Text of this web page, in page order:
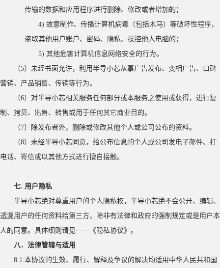
传输的数据和应用程序进行删除、修改或者增加的；
4) 故意制作、传播计算机病毒（包括木马）等破坏性程序，
盗取其他用户账户、密码、隐私、操控他人电脑的；
5) 其他危害计算机信息网络安全的行为。
（5）未经书面允许，利用半导小芯从事广告发布、变相广告、口碑
营销、产品销售、传销等行为。
（6）对半导小芯相关服务任何部分或本服务之使用或获得，进行复
制、拷贝、出售、转售或用于任何其它商业目的。
（7）除发布者外，删除或修改其他个人或公司公布的资料。
（8）未经半导小芯同意，给公布信息的个人或公司发电子邮件、打
电话、寄信或以其他方式进行擅自接触。
七. 用户隐私
半导小芯绝对尊重用户的个人隐私权，半导小芯绝不会公开、编辑、
透漏用户的任何资料给第三方，除非有法律和政府的强制规定或是用户本
人的同意。具体细则请见——《隐私协议》。
八．法律管辖与适用
8.1.本协议的生效、履行、解释及争议的解决均适用中华人民共和国